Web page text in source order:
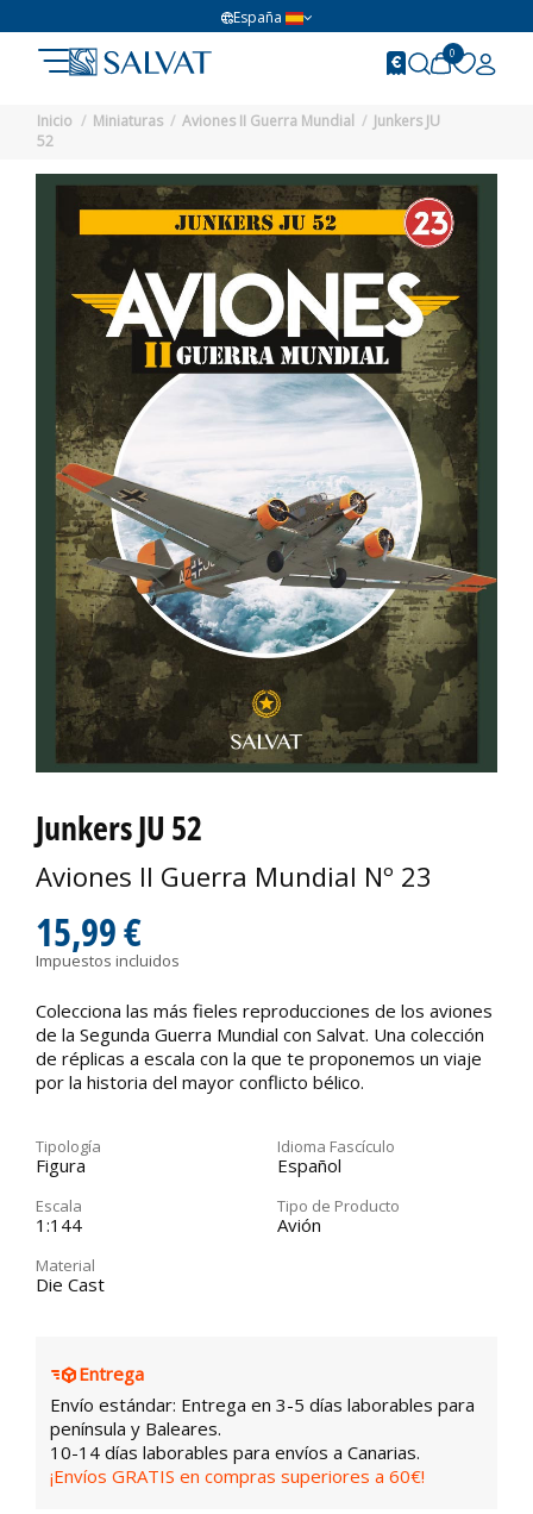
España
0
Inicio Miniaturas Aviones II Guerra Mundial
Junkers JU
52
Junkers JU 52
Aviones II Guerra Mundial Nº 23
15,99 €
Impuestos incluidos
Colecciona las más fieles reproducciones de los aviones
de la Segunda Guerra Mundial con Salvat. Una colección
de réplicas a escala con la que te proponemos un viaje
por la historia del mayor conflicto bélico.
Tipología
Figura
Idioma Fascículo
Español
Escala
1:144
Tipo de Producto
Avión
Material
Die Cast
Entrega
Envío estándar: Entrega en 3-5 días laborables para
península y Baleares.
10-14 días laborables para envíos a Canarias.
¡Envíos GRATIS en compras superiores a 60€!